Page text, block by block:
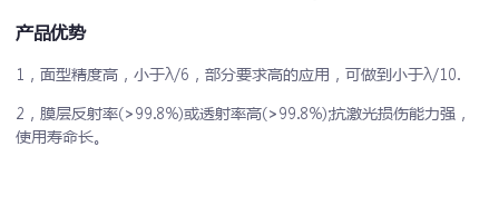
产品优势
1，面型精度高，小于λ/6，部分要求高的应用，可做到小于λ/10.
2，膜层反射率(>99.8%)或透射率高(>99.8%);抗激光损伤能力强，
使用寿命长。